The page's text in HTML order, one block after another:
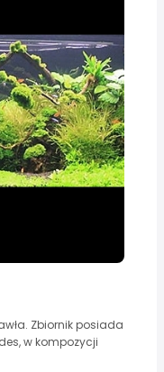
Zbiornik posiada
w kompozycji